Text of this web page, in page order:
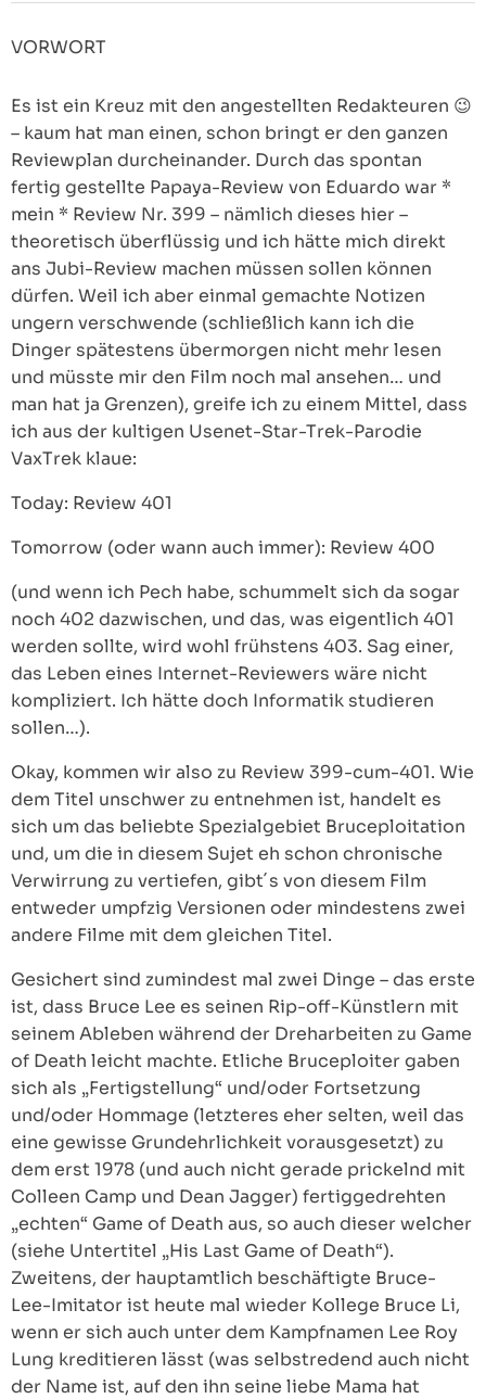
VORWORT
Es ist ein Kreuz mit den angestellten Redakteuren 😉
– kaum hat man einen, schon bringt er den ganzen
Reviewplan durcheinander. Durch das spontan
fertig gestellte Papaya-Review von Eduardo war *
mein * Review Nr. 399 – nämlich dieses hier –
theoretisch überflüssig und ich hätte mich direkt
ans Jubi-Review machen müssen sollen können
dürfen. Weil ich aber einmal gemachte Notizen
ungern verschwende (schließlich kann ich die
Dinger spätestens übermorgen nicht mehr lesen
und müsste mir den Film noch mal ansehen… und
man hat ja Grenzen), greife ich zu einem Mittel, dass
ich aus der kultigen Usenet-Star-Trek-Parodie
VaxTrek klaue:
Today: Review 401
Tomorrow (oder wann auch immer): Review 400
(und wenn ich Pech habe, schummelt sich da sogar
noch 402 dazwischen, und das, was eigentlich 401
werden sollte, wird wohl frühstens 403. Sag einer,
das Leben eines Internet-Reviewers wäre nicht
kompliziert. Ich hätte doch Informatik studieren
sollen…).
Okay, kommen wir also zu Review 399-cum-401. Wie
dem Titel unschwer zu entnehmen ist, handelt es
sich um das beliebte Spezialgebiet Bruceploitation
und, um die in diesem Sujet eh schon chronische
Verwirrung zu vertiefen, gibt´s von diesem Film
entweder umpfzig Versionen oder mindestens zwei
andere Filme mit dem gleichen Titel.
Gesichert sind zumindest mal zwei Dinge – das erste
ist, dass Bruce Lee es seinen Rip-off-Künstlern mit
seinem Ableben während der Dreharbeiten zu Game
of Death leicht machte. Etliche Bruceploiter gaben
sich als „Fertigstellung“ und/oder Fortsetzung
und/oder Hommage (letzteres eher selten, weil das
eine gewisse Grundehrlichkeit vorausgesetzt) zu
dem erst 1978 (und auch nicht gerade prickelnd mit
Colleen Camp und Dean Jagger) fertiggedrehten
„echten“ Game of Death aus, so auch dieser welcher
(siehe Untertitel „His Last Game of Death“).
Zweitens, der hauptamtlich beschäftigte Bruce-
Lee-Imitator ist heute mal wieder Kollege Bruce Li,
wenn er sich auch unter dem Kampfnamen Lee Roy
Lung kreditieren lässt (was selbstredend auch nicht
der Name ist, auf den ihn seine liebe Mama hat